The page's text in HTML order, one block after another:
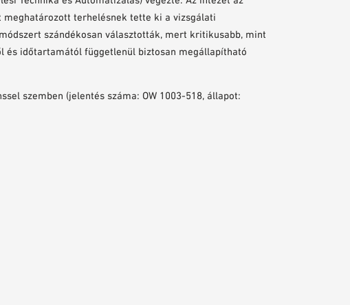
meghatározott terhelésnek tette ki a vizsgálati
szándékosan választották, mert kritikusabb, mint
és időtartamától függetlenül biztosan megállapítható
szemben (jelentés száma: OW 1003-518, állapot: